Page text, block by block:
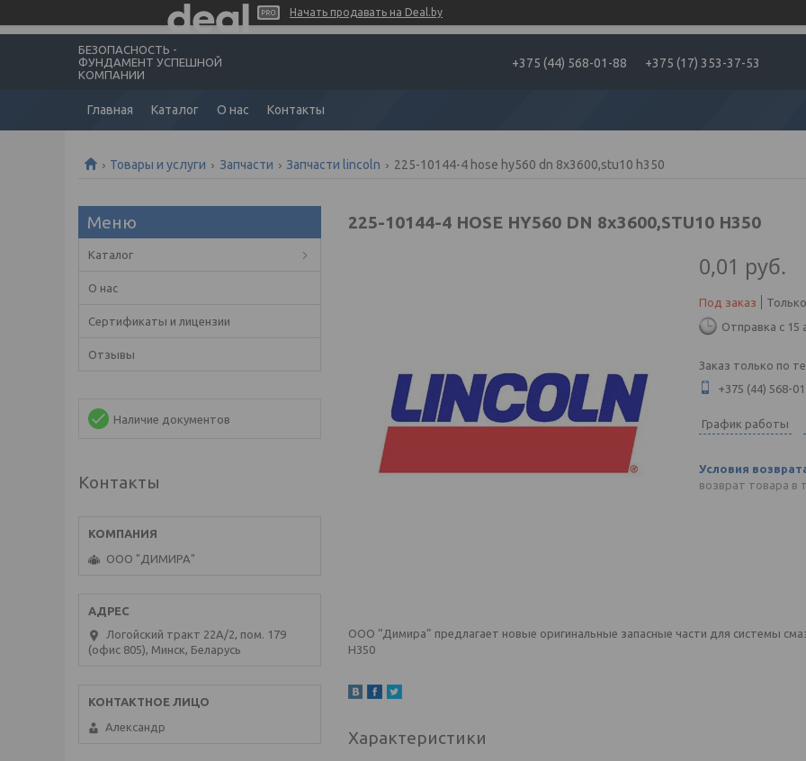
Начать продавать на Deal.by
БЕЗОПАСНОСТЬ -
ФУНДАМЕНТ УСПЕШНОЙ
КОМПАНИИ
+375 (44) 568-01-88 +375 (17) 353-37-53
Главная Каталог О нас Контакты
Товары и услуги Запчасти Запчасти lincoln 225-10144-4 hose hy560 dn 8x3600,stu10 h350
225-10144-4 HOSE HY560 DN 8x3600,STU10 H350
0,01 руб.
Под заказ
Отправка с 15
Заказ только по
+375 (44) 568-
График работы
возврат товара в
ООО “Димира” предлагает новые оригинальные запасные части для системы
H350
Характеристики
Каталог
О нас
Сертификаты и лицензии
Отзывы
Наличие документов
Контакты
ООО "ДИМИРА"
Логойский тракт 22А/2, пом. 179
(офис 805), Минск, Беларусь
Александр